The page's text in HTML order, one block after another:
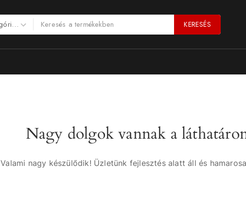
KERESÉS
Nagy dolgok vannak a
Valami nagy készülődik! Üzletünk fejlesztés alatt áll és